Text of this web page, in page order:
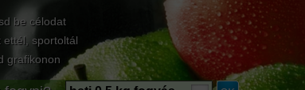
be célodat
ettél, sportoltál
grafikonon